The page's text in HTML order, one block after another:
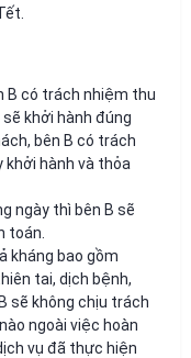
B có trách nhiệm thu
khởi hành đúng
bên B có trách
hành và thỏa
ngày thì bên B sẽ
toán.
kháng bao gồm
tai, dịch bệnh,
sẽ không chịu trách
ngoài việc hoàn
vụ đã thực hiện